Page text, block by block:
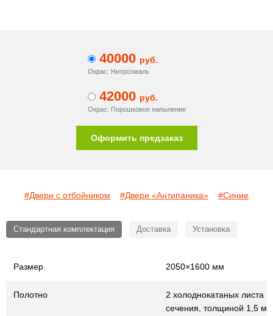
40000 руб.
Окрас: Нитроэмаль
42000 руб.
Окрас: Порошковое напыление
Оформить предзаказ
#Двери с отбойником #Двери «Антипаника» #Синие
Стандартная комплектация Доставка Установка
Размер 2050×1600 мм
Полотно
2 холоднокатаных листа
сечения, толщиной 1,5 мм